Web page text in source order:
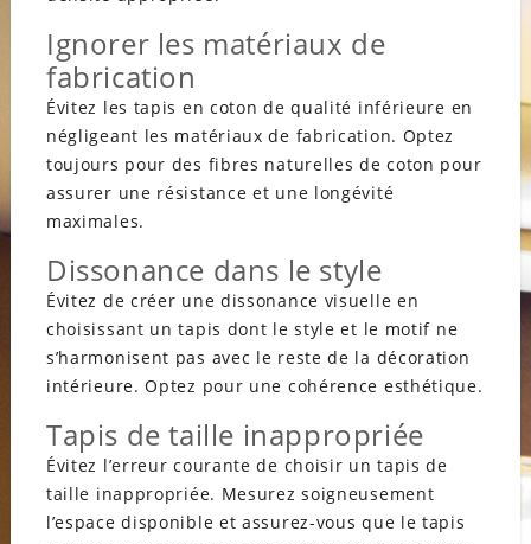
Ignorer les matériaux de
fabrication
Évitez les tapis en coton de qualité inférieure en
négligeant les matériaux de fabrication. Optez
toujours pour des fibres naturelles de coton pour
assurer une résistance et une longévité
maximales.
Dissonance dans le style
Évitez de créer une dissonance visuelle en
choisissant un tapis dont le style et le motif ne
s’harmonisent pas avec le reste de la décoration
intérieure. Optez pour une cohérence esthétique.
Tapis de taille inappropriée
Évitez l’erreur courante de choisir un tapis de
taille inappropriée. Mesurez soigneusement
l’espace disponible et assurez-vous que le tapis